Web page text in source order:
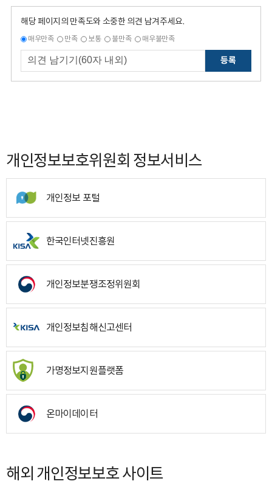
해당 페이지의 만족도와 소중한 의견 남겨주세요.
매우만족 만족 보통 불만족 매우불만족
등록
개인정보보호위원회 정보서비스
개인정보 포털
한국인터넷진흥원
개인정보분쟁조정위원회
개인정보침해신고센터
가명정보지원플랫폼
온마이데이터
해외 개인정보보호 사이트